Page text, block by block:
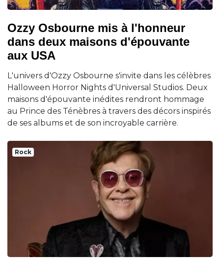
Ozzy Osbourne mis à l'honneur
dans deux maisons d'épouvante
aux USA
L'univers d'Ozzy Osbourne s'invite dans les célèbres
Halloween Horror Nights d'Universal Studios. Deux
maisons d'épouvante inédites rendront hommage
au Prince des Ténèbres à travers des décors inspirés
de ses albums et de son incroyable carrière.
Rock